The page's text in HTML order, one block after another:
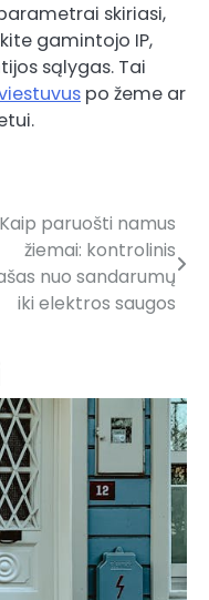
skiriasi,
gamintojo IP,
sąlygas. Tai
po žeme ar
Kaip paruošti namus
žiemai: kontrolinis
nuo sandarumų
iki elektros saugos